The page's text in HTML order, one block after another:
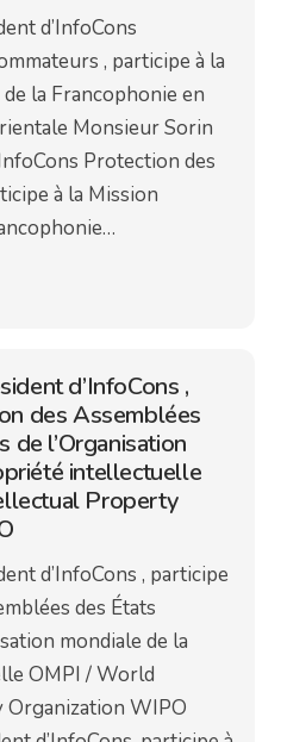
d’InfoCons
, participe à la
la Francophonie en
Monsieur Sorin
Protection des
à la Mission
d’InfoCons ,
des Assemblées
de l’Organisation
intellectuelle
Property
d’InfoCons , participe
des États
mondiale de la
OMPI / World
WIPO